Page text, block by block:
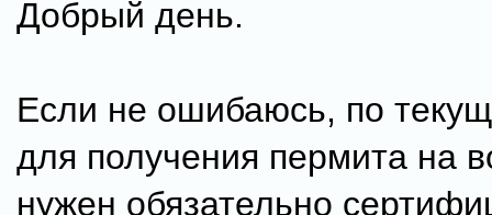
Добрый день.
Если не ошибаюсь, по
для получения пермита на
нужен обязательно